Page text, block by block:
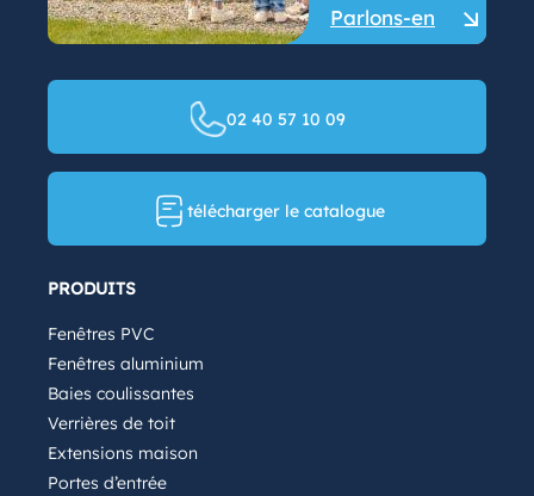
Parlons-en
PRODUITS
Fenêtres PVC
Fenêtres aluminium
Baies coulissantes
Verrières de toit
Extensions maison
Portes d’entrée
02 40 57 10 09
télécharger le catalogue